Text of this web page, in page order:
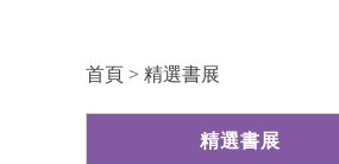
首頁 > 精選書展
精選書展